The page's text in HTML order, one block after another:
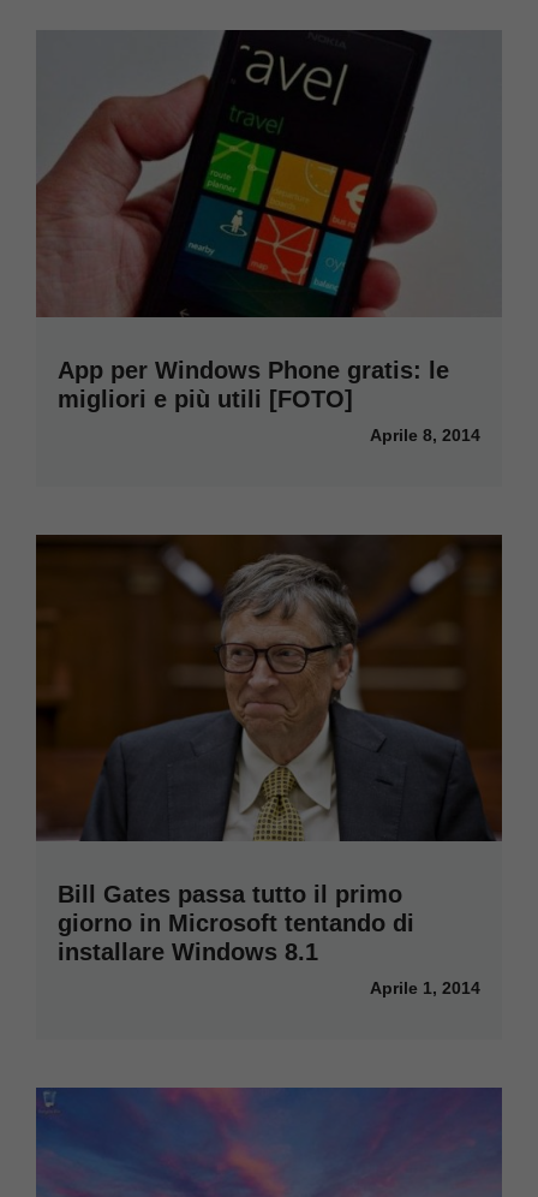
App per Windows Phone gratis: le
migliori e più utili [FOTO]
Aprile 8, 2014
Bill Gates passa tutto il primo
giorno in Microsoft tentando di
installare Windows 8.1
Aprile 1, 2014